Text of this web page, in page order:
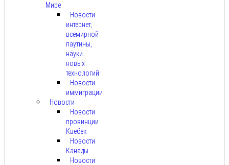
Мире
Новости
интернет,
всемирной
паутины,
науки.
новых
технологий
Новости
иммиграции
Новости
Новости
провинции
Квебек
Новости
Канады
Новости